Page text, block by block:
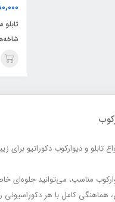
تابلو و دیوارکوب دکوراتیو
مناسب، می‌توانید
هماهنگی کامل با هر دکوراسیونی